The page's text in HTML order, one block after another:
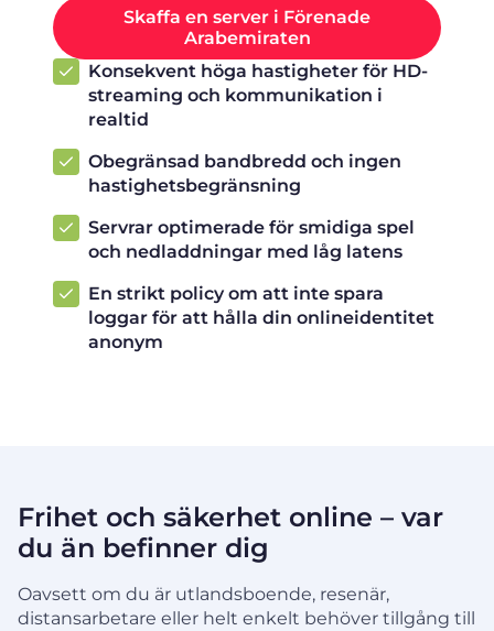
Skaffa en server i Förenade
Arabemiraten
Konsekvent höga hastigheter för HD-
streaming och kommunikation i
realtid
Obegränsad bandbredd och ingen
hastighetsbegränsning
Servrar optimerade för smidiga spel
och nedladdningar med låg latens
En strikt policy om att inte spara
loggar för att hålla din onlineidentitet
anonym
Frihet och säkerhet online – var
du än befinner dig
Oavsett om du är utlandsboende, resenär,
distansarbetare eller helt enkelt behöver tillgång till